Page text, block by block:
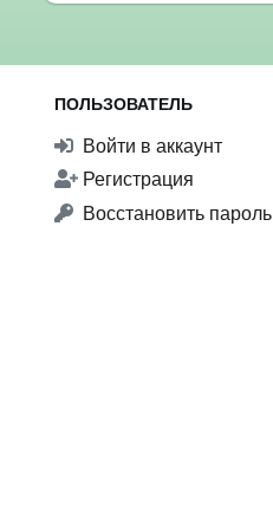
ПОЛЬЗОВАТЕЛЬ
Войти в аккаунт
Регистрация
Восстановить пароль